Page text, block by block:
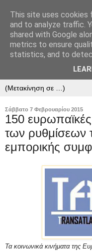
Σάββατο 7 Φεβρουαρίου 2015
150 ευρωπαϊκές
των ρυθμίσεων
εμπορικής
Τα κοινωνικά κινήματα της
This site uses cookies
and to analyze traffic.
shared with Google
metrics to ensure
statistics, and to